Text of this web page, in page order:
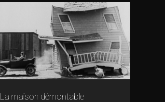
La maison démontable